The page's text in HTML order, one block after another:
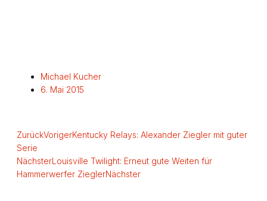
Michael Kucher
6. Mai 2015
ZurückVorigerKentucky Relays: Alexander Ziegler mit guter
Serie
NächsterLouisville Twilight: Erneut gute Weiten für
Hammerwerfer ZieglerNächster